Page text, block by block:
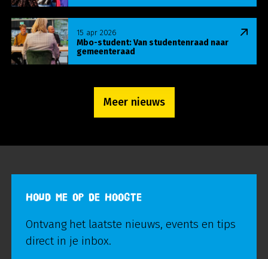
Mbo-student: Van studentenraad naar
gemeenteraad
15 apr 2026
Lees meer over Mbo-student: Van
Meer nieuws
HOUD ME OP DE HOOGTE
Ontvang het laatste nieuws, events en tips
direct in je inbox.